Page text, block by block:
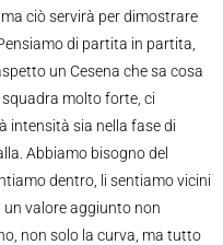
ciò servirà per dimostrare
di partita in partita,
un Cesena che sa cosa
molto forte, ci
intensità sia nella fase di
Abbiamo bisogno del
dentro, li sentiamo vicini
valore aggiunto non
non solo la curva, ma tutto